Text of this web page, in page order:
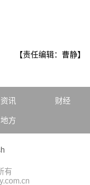
【责任编辑：曹静】
资讯 财经
地方
有